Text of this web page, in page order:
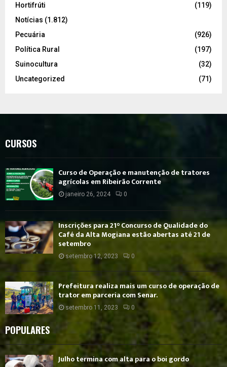
Hortifrúti
(119)
Notícias (1.812)
Pecuária
(926)
Política Rural
(197)
Suinocultura
(32)
Uncategorized
(71)
CURSOS
Curso de Operação e manutenção de tratores
agrícolas em Ribeirão Corrente
janeiro 26, 2024 0
Inscrições para 21° Concurso de Qualidade do
Café da Alta Mogiana estão abertas até 21 de
setembro
setembro 12, 2023 0
Prefeitura realiza mais um curso de operação de
trator em parceria com Senar.
setembro 11, 2023 0
POPULARES
Julho termina com alta para o boi gordo